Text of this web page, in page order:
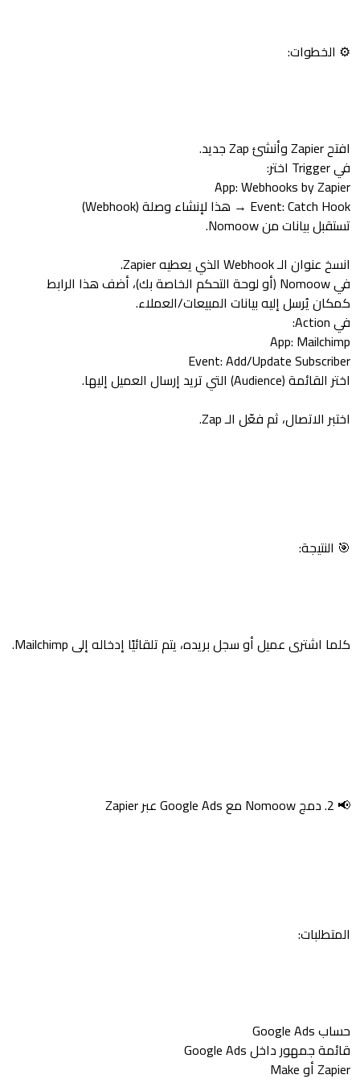
⚙️ الخطوات:
افتح Zapier وأنشئ Zap جديد.
في Trigger اختر:
App: Webhooks by Zapier
Event: Catch Hook → هذا لإنشاء وصلة (Webhook)
تستقبل بيانات من Nomoow.
انسخ عنوان الـ Webhook الذي يعطيه Zapier.
في Nomoow (أو لوحة التحكم الخاصة بك)، أضف هذا الرابط
كمكان يُرسل إليه بيانات المبيعات/العملاء.
في Action:
App: Mailchimp
Event: Add/Update Subscriber
اختر القائمة (Audience) التي تريد إرسال العميل إليها.
اختبر الاتصال، ثم فعّل الـ Zap.
🎯 النتيجة:
كلما اشترى عميل أو سجل بريده، يتم تلقائيًا إدخاله إلى Mailchimp.
📢 2. دمج Nomoow مع Google Ads عبر Zapier
المتطلبات:
حساب Google Ads
قائمة جمهور داخل Google Ads
Zapier أو Make